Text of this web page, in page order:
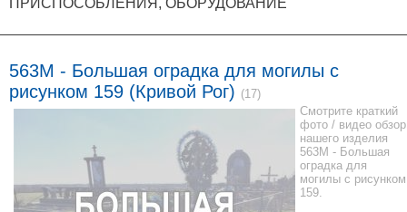
ПРИСПОСОБЛЕНИЯ, ОБОРУДОВАНИЕ
563M - Большая оградка для могилы с
рисунком 159 (Кривой Рог) (17)
Смотрите краткий
фото / видео обзор
нашего изделия
563M - Большая
оградка для
могилы с рисунком
159.